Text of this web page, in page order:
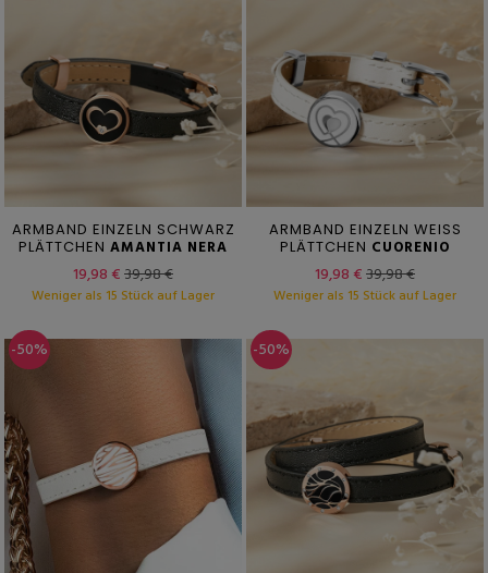
ARMBAND EINZELN SCHWARZ
PLÄTTCHEN AMANTIA NERA
19,98 €39,98 €
Weniger als 15 Stück auf Lager
ARMBAND EINZELN WEISS
PLÄTTCHEN CUORENIO
19,98 €39,98 €
Weniger als 15 Stück auf Lager
-50% -50%